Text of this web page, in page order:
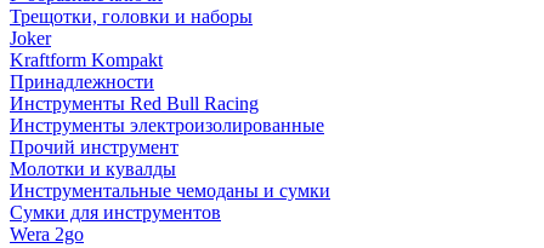
Трещотки, головки и наборы
Joker
Kraftform Kompakt
Принадлежности
Инструменты Red Bull Racing
Инструменты электроизолированные
Прочий инструмент
Молотки и кувалды
Инструментальные чемоданы и сумки
Сумки для инструментов
Wera 2go